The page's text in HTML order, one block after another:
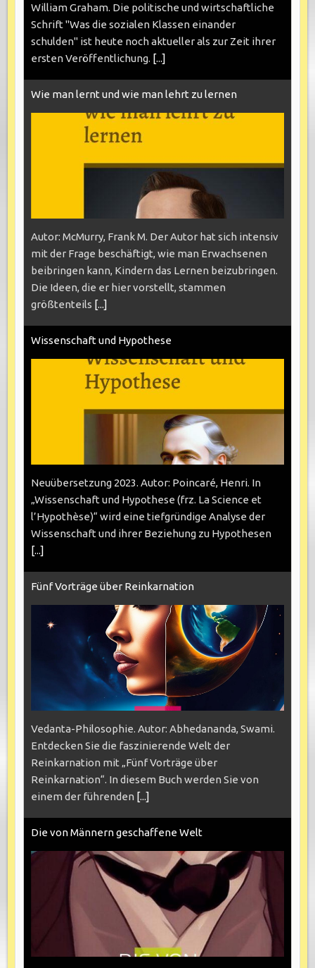
William Graham. Die politische und wirtschaftliche
Schrift "Was die sozialen Klassen einander
schulden" ist heute noch aktueller als zur Zeit ihrer
ersten Veröffentlichung. [...]
Wie man lernt und wie man lehrt zu lernen
Autor: McMurry, Frank M. Der Autor hat sich intensiv
mit der Frage beschäftigt, wie man Erwachsenen
beibringen kann, Kindern das Lernen beizubringen.
Die Ideen, die er hier vorstellt, stammen
größtenteils [...]
Wissenschaft und Hypothese
Neuübersetzung 2023. Autor: Poincaré, Henri. In
„Wissenschaft und Hypothese (frz. La Science et
l’Hypothèse)“ wird eine tiefgründige Analyse der
Wissenschaft und ihrer Beziehung zu Hypothesen
[...]
Fünf Vorträge über Reinkarnation
Vedanta-Philosophie. Autor: Abhedananda, Swami.
Entdecken Sie die faszinierende Welt der
Reinkarnation mit „Fünf Vorträge über
Reinkarnation“. In diesem Buch werden Sie von
einem der führenden [...]
Die von Männern geschaffene Welt